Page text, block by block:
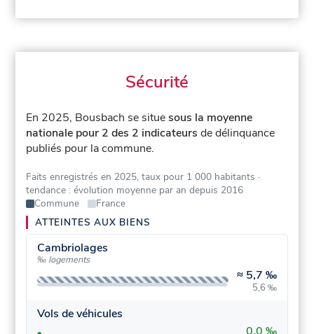
Sécurité
En 2025, Bousbach se situesous la moyenne
nationale pour 2 des 2 indicateurs de délinquance
publiés pour la commune.
Faits enregistrés en 2025, taux pour 1 000 habitants ·
tendance : évolution moyenne par an depuis 2016
Commune
France
ATTEINTES AUX BIENS
Cambriolages
‰ logements
≈ 5,7 ‰
5,6 ‰
Vols de véhicules